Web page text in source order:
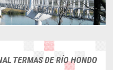
TERMAS DE RÍO HONDO